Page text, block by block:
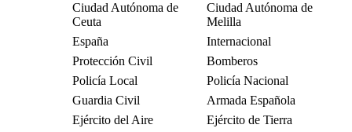
Ciudad Autónoma de
Ceuta
Ciudad Autónoma de
Melilla
España
Internacional
Protección Civil
Bomberos
Policía Local
Policía Nacional
Guardia Civil
Armada Española
Ejército del Aire
Ejército de Tierra